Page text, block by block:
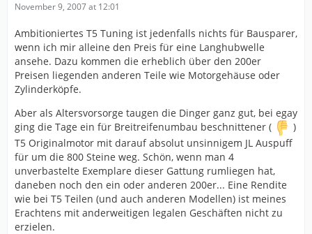
November 9, 2007 at 12:01
Ambitioniertes T5 Tuning ist jedenfalls nichts für Bausparer,
wenn ich mir alleine den Preis für eine Langhubwelle
ansehe. Dazu kommen die erheblich über den 200er
Preisen liegenden anderen Teile wie Motorgehäuse oder
Zylinderköpfe.
Aber als Altersvorsorge taugen die Dinger ganz gut, bei egay
ging die Tage ein für Breitreifenumbau beschnittener (
)
T5 Originalmotor mit darauf absolut unsinnigem JL Auspuff
für um die 800 Steine weg. Schön, wenn man 4
unverbastelte Exemplare dieser Gattung rumliegen hat,
daneben noch den ein oder anderen 200er... Eine Rendite
wie bei T5 Teilen (und auch anderen Modellen) ist meines
Erachtens mit anderweitigen legalen Geschäften nicht zu
erzielen.